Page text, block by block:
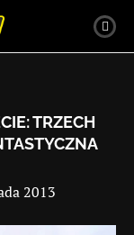
TRZECH
2013